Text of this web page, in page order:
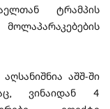
ტრამპის
აშშ-ში
ვინაიდან 4